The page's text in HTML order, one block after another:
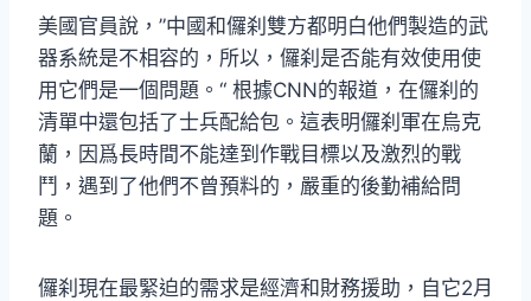
美國官員說，”中國和儸刹雙方都明白他們製造的武
器系統是不相容的，所以，儸刹是否能有效使用使
用它們是一個問題。“ 根據CNN的報道，在儸刹的
清單中還包括了士兵配給包。這表明儸刹軍在烏克
蘭，因爲長時間不能達到作戰目標以及激烈的戰
鬥，遇到了他們不曾預料的，嚴重的後勤補給問
題。
儸刹現在最緊迫的需求是經濟和財務援助，自它2月